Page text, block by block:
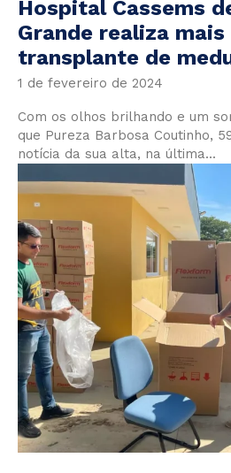
Hospital Cassems
Grande realiza mais
transplante de
1 de fevereiro de 2024
Com os olhos brilhando e um
que Pureza Barbosa Coutinho,
notícia da sua alta, na última...